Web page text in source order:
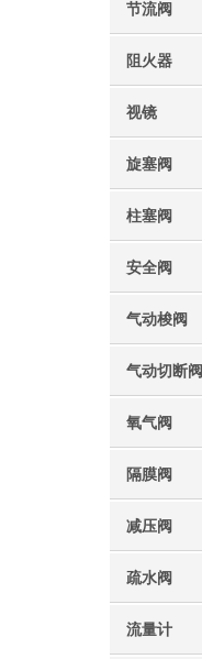
节流阀
阻火器
视镜
旋塞阀
柱塞阀
安全阀
气动梭阀
气动切断阀
氧气阀
隔膜阀
减压阀
疏水阀
流量计